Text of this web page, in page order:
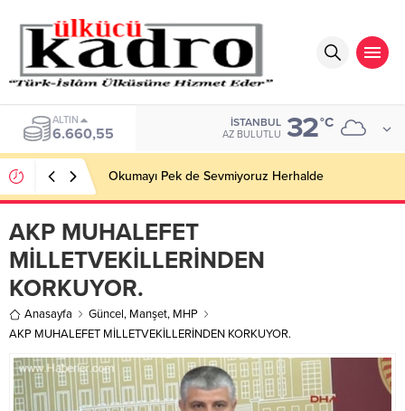
BIST
13.779,39
İSTANBUL
AZ BULUTLU 32°C
Okumayı Pek de Sevmiyoruz Herhalde
AKP MUHALEFET
MİLLETVEKİLLERİNDEN
KORKUYOR.
Anasayfa Güncel, Manşet, MHP
AKP MUHALEFET MİLLETVEKİLLERİNDEN KORKUYOR.